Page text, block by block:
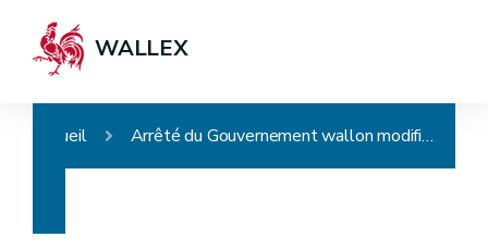
WALLEX
Accueil Arrêté du Gouvernement wallon modifiant l'arrêté du Gouvernement wallon du 30 mars 2006 relatif aux obligations de service public dans le marché de l'électricité, l'arrêté du Gouvernement wallon du 30 novembre 2006 relatif à la promotion de l'électricité produite au moyen de sources d'énergie renouvelables ou de cogénération et l'arrêté du Gouvernement wallon du 23 décembre 2010 relatif aux certificats et labels de garantie d'origine pour les gaz issus de renouvelables